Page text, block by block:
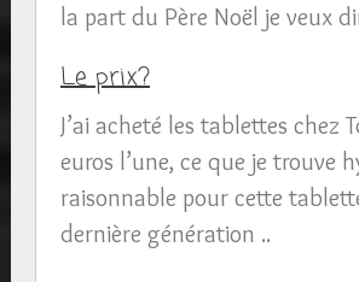
la part du Père Noël je veux
Le prix?
J’ai acheté les tablettes chez
euros l’une, ce que je trouve
raisonnable pour cette
dernière génération ..